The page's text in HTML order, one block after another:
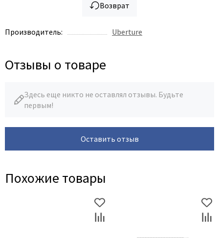
Возврат
Производитель: Uberture
Отзывы о товаре
Здесь еще никто не оставлял отзывы. Будьте
первым!
Оставить отзыв
Похожие товары